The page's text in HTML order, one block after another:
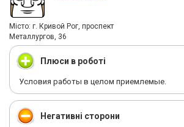
находятся в этом бедламе .
Мiсто: г. Кривой Рог, проспект
Металлургов, 36
Плюси в роботі
Условия работы в целом приемлемые.
Негативні сторони